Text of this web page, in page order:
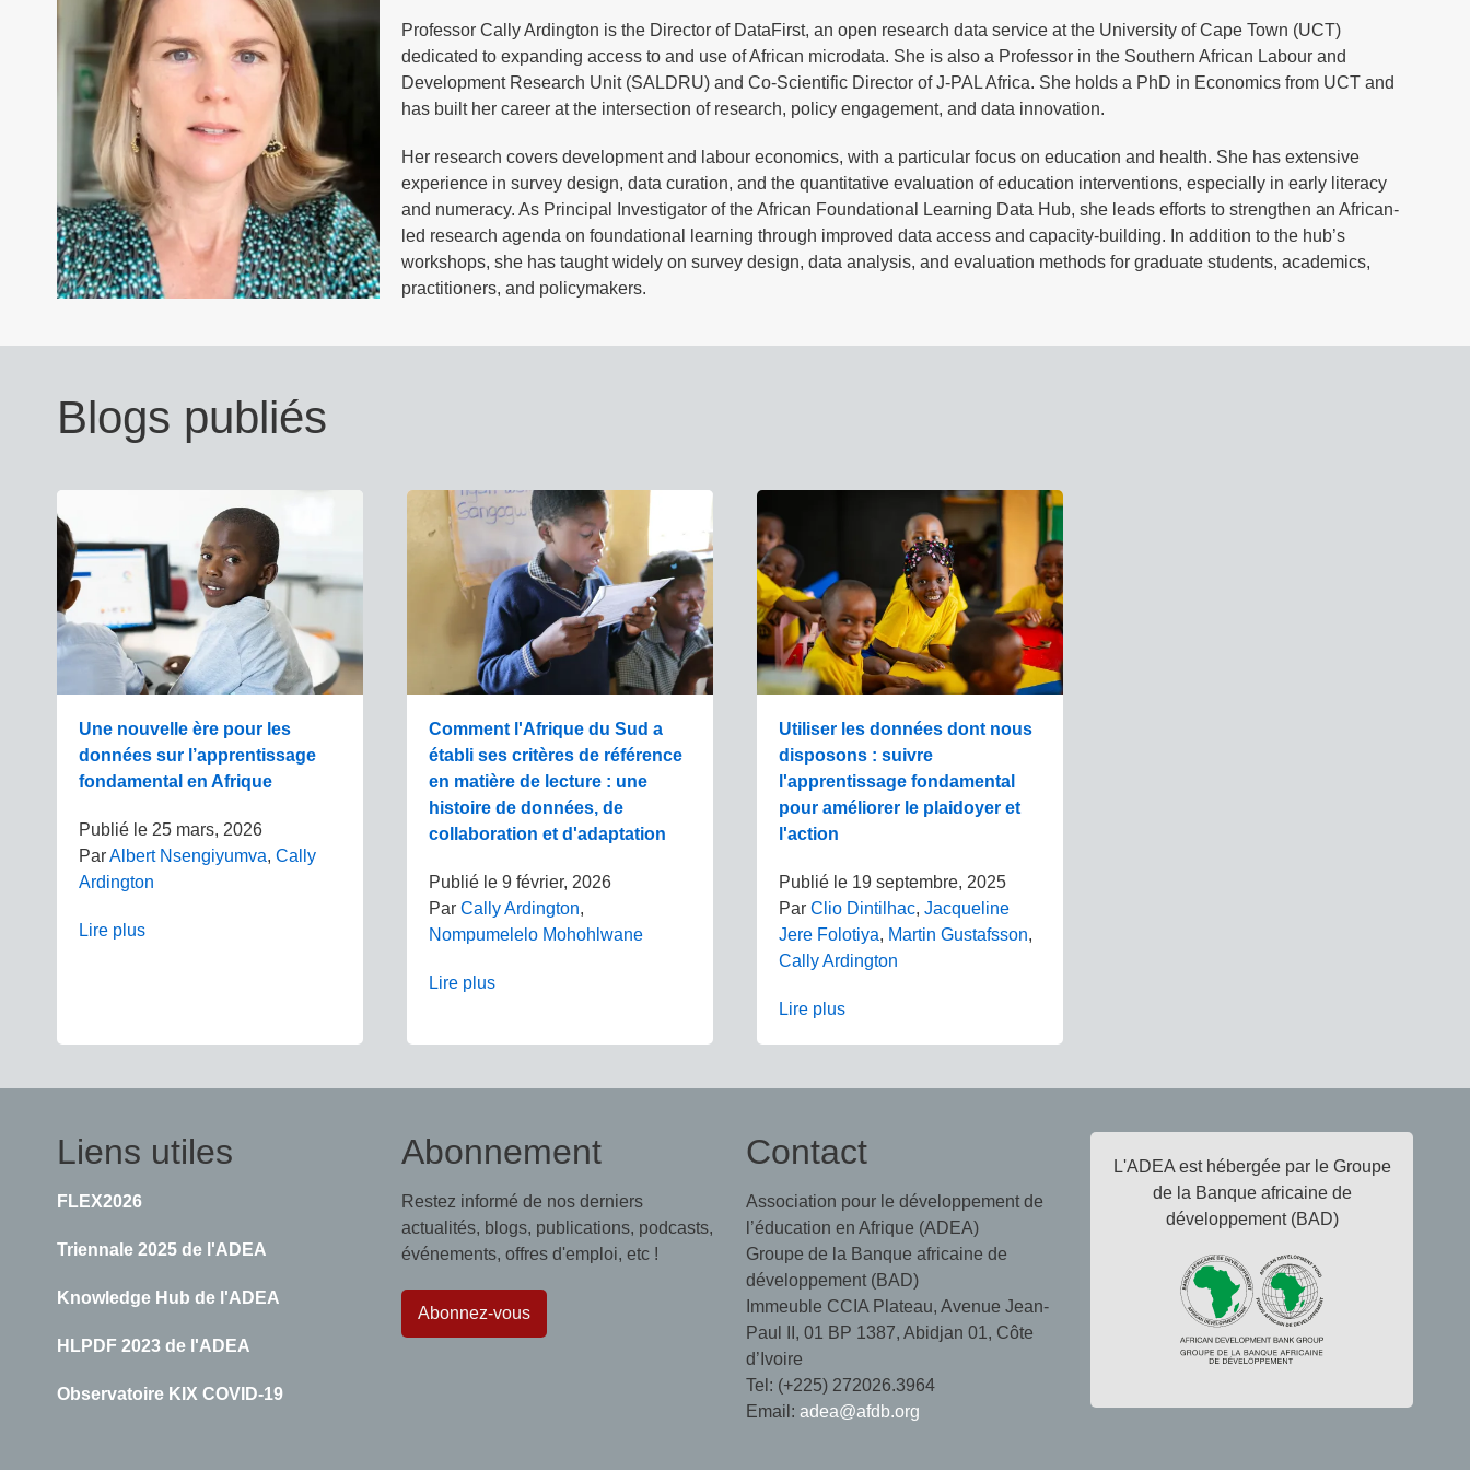
Professor Cally Ardington is the Director of DataFirst, an open research data service at the University of Cape Town (UCT)
dedicated to expanding access to and use of African microdata. She is also a Professor in the Southern African Labour and
Development Research Unit (SALDRU) and Co-Scientific Director of J-PAL Africa. She holds a PhD in Economics from UCT and
has built her career at the intersection of research, policy engagement, and data innovation.
Her research covers development and labour economics, with a particular focus on education and health. She has extensive
experience in survey design, data curation, and the quantitative evaluation of education interventions, especially in early literacy
and numeracy. As Principal Investigator of the African Foundational Learning Data Hub, she leads efforts to strengthen an African-
led research agenda on foundational learning through improved data access and capacity-building. In addition to the hub’s
workshops, she has taught widely on survey design, data analysis, and evaluation methods for graduate students, academics,
practitioners, and policymakers.
Blogs publiés
Une nouvelle ère pour les
données sur l’apprentissage
fondamental en Afrique
Publié le 25 mars, 2026
ParAlbert Nsengiyumva, Cally
Ardington
Lire plus
Comment l'Afrique du Sud a
établi ses critères de référence
en matière de lecture : une
histoire de données, de
collaboration et d'adaptation
Publié le 9 février, 2026
Par Cally Ardington,
Nompumelelo Mohohlwane
Lire plus
Utiliser les données dont nous
disposons : suivre
l'apprentissage fondamental
pour améliorer le plaidoyer et
l'action
Publié le 19 septembre, 2025
Par Clio Dintilhac, Jacqueline
Jere Folotiya, Martin Gustafsson,
Cally Ardington
Lire plus
Liens utiles
FLEX2026
Triennale 2025 de l'ADEA
Knowledge Hub de l'ADEA
HLPDF 2023 de l'ADEA
Observatoire KIX COVID-19
Abonnement
Restez informé de nos derniers
actualités, blogs, publications, podcasts,
événements, offres d'emploi, etc !
Abonnez-vous
Contact
Association pour le développement de
l’éducation en Afrique (ADEA)
Groupe de la Banque africaine de
développement (BAD)
Immeuble CCIA Plateau, Avenue Jean-
Paul II, 01 BP 1387, Abidjan 01, Côte
d’Ivoire
Tel: (+225) 272026.3964
Email: adea@afdb.org
L'ADEA est hébergée par le Groupe
de la Banque africaine de
développement (BAD)